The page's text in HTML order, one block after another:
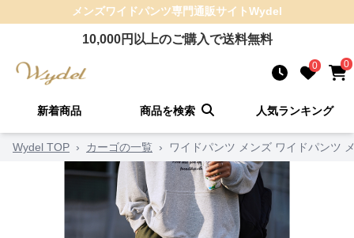
メンズワイドパンツ専門通販サイトWydel
10,000円以上のご購入で送料無料
0 0
新着商品 商品を検索 人気ランキング
Wydel TOP › カーゴの一覧 › ワイドパンツ メンズ ワイドパンツ